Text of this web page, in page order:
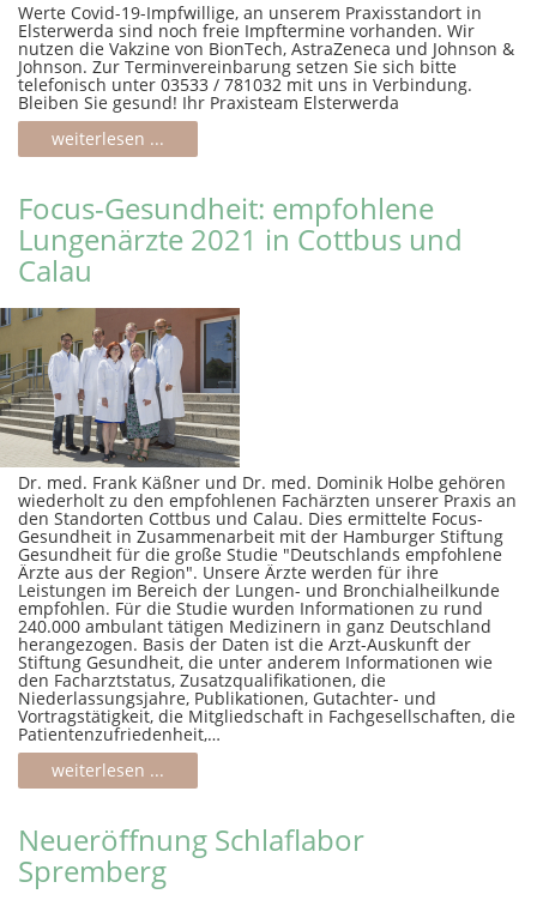
Werte Covid-19-Impfwillige, an unserem Praxisstandort in
Elsterwerda sind noch freie Impftermine vorhanden. Wir
nutzen die Vakzine von BionTech, AstraZeneca und Johnson &
Johnson. Zur Terminvereinbarung setzen Sie sich bitte
telefonisch unter 03533 / 781032 mit uns in Verbindung.
Bleiben Sie gesund! Ihr Praxisteam Elsterwerda
weiterlesen ...
Focus-Gesundheit: empfohlene
Lungenärzte 2021 in Cottbus und
Calau
Dr. med. Frank Käßner und Dr. med. Dominik Holbe gehören
wiederholt zu den empfohlenen Fachärzten unserer Praxis an
den Standorten Cottbus und Calau. Dies ermittelte Focus-
Gesundheit in Zusammenarbeit mit der Hamburger Stiftung
Gesundheit für die große Studie "Deutschlands empfohlene
Ärzte aus der Region". Unsere Ärzte werden für ihre
Leistungen im Bereich der Lungen- und Bronchialheilkunde
empfohlen. Für die Studie wurden Informationen zu rund
240.000 ambulant tätigen Medizinern in ganz Deutschland
herangezogen. Basis der Daten ist die Arzt-Auskunft der
Stiftung Gesundheit, die unter anderem Informationen wie
den Facharztstatus, Zusatzqualifikationen, die
Niederlassungsjahre, Publikationen, Gutachter- und
Vortragstätigkeit, die Mitgliedschaft in Fachgesellschaften, die
Patientenzufriedenheit,…
weiterlesen ...
Neueröffnung Schlaflabor
Spremberg